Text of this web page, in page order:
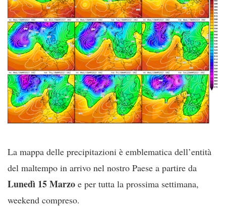
La mappa delle precipitazioni è emblematica dell’entità
del maltempo in arrivo nel nostro Paese a partire da
Lunedì 15 Marzo e per tutta la prossima settimana,
weekend compreso.